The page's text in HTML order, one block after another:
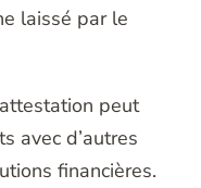
laissé par le
peut
avec d’autres
financières.